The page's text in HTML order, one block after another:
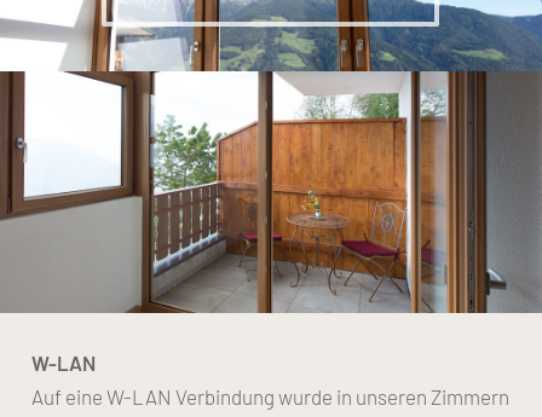
W-LAN
Auf eine W-LAN Verbindung wurde in unseren Zimmern